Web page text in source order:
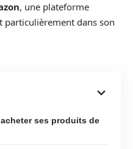
, une plateforme
particulièrement dans son
ses produits de